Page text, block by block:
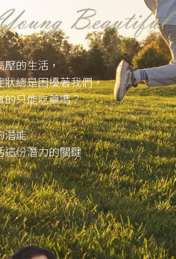
壓的生活，
總是困擾著我們，
的只能吃藥嗎？
潛能
這份潛力的關鍵